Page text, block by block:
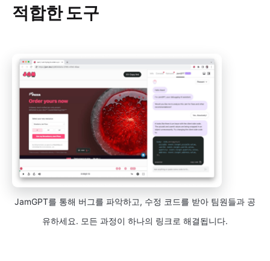
적합한 도구
JamGPT를 통해 버그를 파악하고, 수정 코드를 받아 팀원들과 공
유하세요. 모든 과정이 하나의 링크로 해결됩니다.